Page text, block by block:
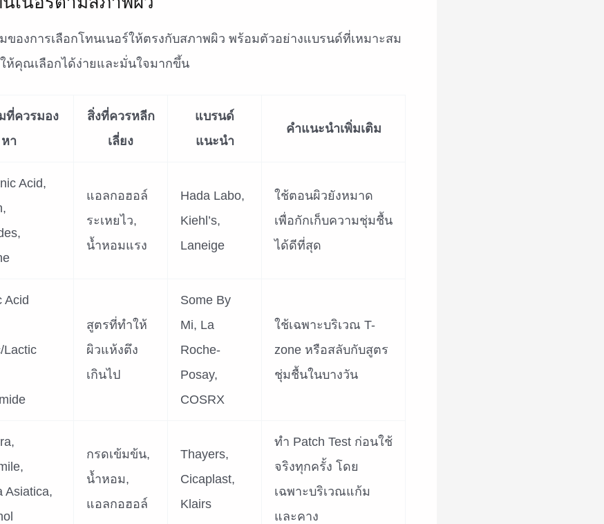
ของการเลือกโทนเนอร์ให้ตรงกับสภาพผิว พร้อมตัวอย่างแบรนด์ที่เหมาะสม
ห้คุณเลือกได้ง่ายและมั่นใจมากขึ้น
ที่ควรมอง
หา
สิ่งที่ควรหลีก
เลี่ยง
แบรนด์
แนะนำ
คำแนะนำเพิ่มเติม
Acid,
แอลกอฮอล์
ระเหยไว,
น้ำหอมแรง
Hada Labo,
Kiehl’s,
Laneige
ใช้ตอนผิวยังหมาด
เพื่อกักเก็บความชุ่มชื้น
ได้ดีที่สุด
Acid
Lactic
สูตรที่ทำให้
ผิวแห้งตึง
เกินไป
Some By
Mi, La
Roche-
Posay,
COSRX
ใช้เฉพาะบริเวณ T-
zone หรือสลับกับสูตร
ชุ่มชื้นในบางวัน
Asiatica,
กรดเข้มข้น,
น้ำหอม,
แอลกอฮอล์
Thayers,
Cicaplast,
Klairs
ทำ Patch Test ก่อนใช้
จริงทุกครั้ง โดย
เฉพาะบริเวณแก้ม
และคาง